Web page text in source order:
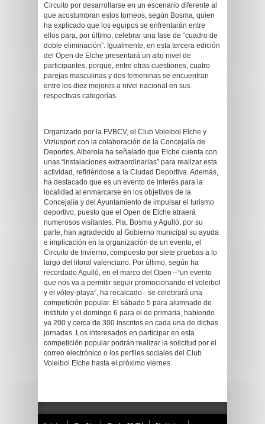
Circuito por desarrollarse en un escenario diferente al
que acostumbran estos torneos, según Bosma, quien
ha explicado que los equipos se enfrentarán entre
ellos para, por último, celebrar una fase de “cuadro de
doble eliminación”. Igualmente, en esta tercera edición
del Open de Elche presentará un alto nivel de
participantes, porque, entre otras cuestiones, cuatro
parejas masculinas y dos femeninas se encuentran
entre los diez mejores a nivel nacional en sus
respectivas categorías.
Organizado por la FVBCV, el Club Voleibol Elche y
Viziusport con la colaboración de la Concejalía de
Deportes, Alberola ha señalado que Elche cuenta con
unas “instalaciones extraordinarias” para realizar esta
actividad, refiriéndose a la Ciudad Deportiva. Además,
ha destacado que es un evento de interés para la
localidad al enmarcarse en los objetivos de la
Concejalía y del Ayuntamiento de impulsar el turismo
deportivo, puesto que el Open de Elche atraerá
numerosos visitantes. Pla, Bosma y Agulló, por su
parte, han agradecido al Gobierno municipal su ayuda
e implicación en la organización de un evento, el
Circuito de Invierno, compuesto por siete pruebas a lo
largo del litoral valenciano. Por último, según ha
recordado Agulló, en el marco del Open –“un evento
que nos va a permitir seguir promocionando el voleibol
y el vóley-playa”, ha recalcado– se celebrará una
competición popular. El sábado 5 para alumnado de
instituto y el domingo 6 para el de primaria, habiendo
ya 200 y cerca de 300 inscritos en cada una de dichas
jornadas. Los interesados en participar en esta
competición popular podrán realizar la solicitud por el
correo electrónico o los perfiles sociales del Club
Voleibol Elche hasta el próximo viernes.